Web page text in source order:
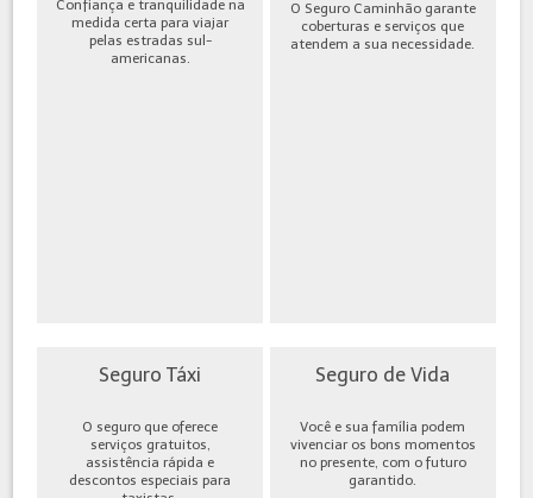
Confiança e tranquilidade na
medida certa para viajar
pelas estradas sul-
americanas.
O Seguro Caminhão garante
coberturas e serviços que
atendem a sua necessidade.
Seguro Táxi
O seguro que oferece
serviços gratuitos,
assistência rápida e
descontos especiais para
Seguro de Vida
Você e sua família podem
vivenciar os bons momentos
no presente, com o futuro
garantido.